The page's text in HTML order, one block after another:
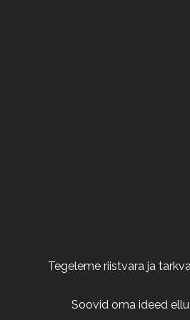
Tegeleme riistvara ja
Soovid oma ideed